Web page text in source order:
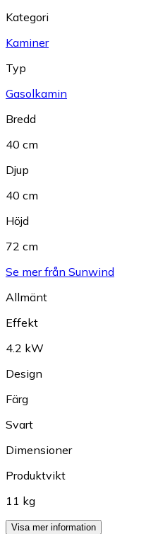
Kategori
Kaminer
Typ
Gasolkamin
Bredd
40 cm
Djup
40 cm
Höjd
72 cm
Se mer från Sunwind
Allmänt
Effekt
4.2 kW
Design
Färg
Svart
Dimensioner
Produktvikt
11 kg
Visa mer information